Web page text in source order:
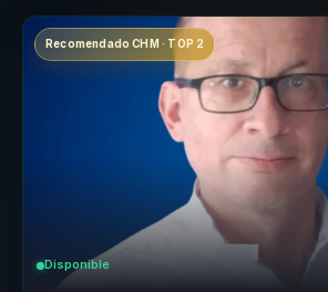
Recomendado CHM · TOP 2
Disponible